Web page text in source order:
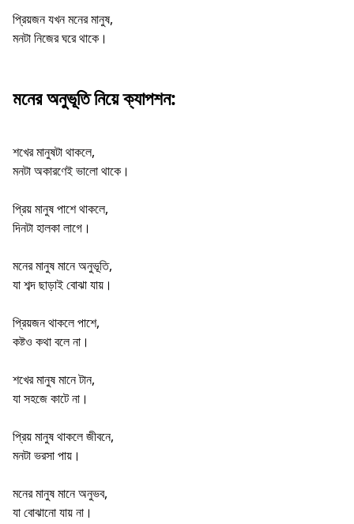
প্রিয়জন যখন মনের মানুষ,
মনটা নিজের ঘরে থাকে।
মনের অনুভূতি নিয়ে ক্যাপশন:
শখের মানুষটা থাকলে,
মনটা অকারণেই ভালো থাকে।
প্রিয় মানুষ পাশে থাকলে,
দিনটা হালকা লাগে।
মনের মানুষ মানে অনুভূতি,
যা শব্দ ছাড়াই বোঝা যায়।
প্রিয়জন থাকলে পাশে,
কষ্টও কথা বলে না।
শখের মানুষ মানে টান,
যা সহজে কাটে না।
প্রিয় মানুষ থাকলে জীবনে,
মনটা ভরসা পায়।
মনের মানুষ মানে অনুভব,
যা বোঝানো যায় না।